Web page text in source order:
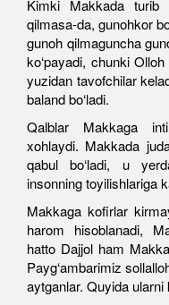
Kimki Makkada turib
qilmasa-da, gunohkor
gunoh qilmaguncha
ko‘payadi, chunki
yuzidan tavofchilar
baland bo‘ladi.
Qalblar Makkaga
xohlaydi. Makkada
qabul bo‘ladi, u
insonning toyilishlariga
Makkaga kofirlar
harom hisoblanadi,
hatto Dajjol ham
Payg‘ambarimiz
aytganlar. Quyida ularni